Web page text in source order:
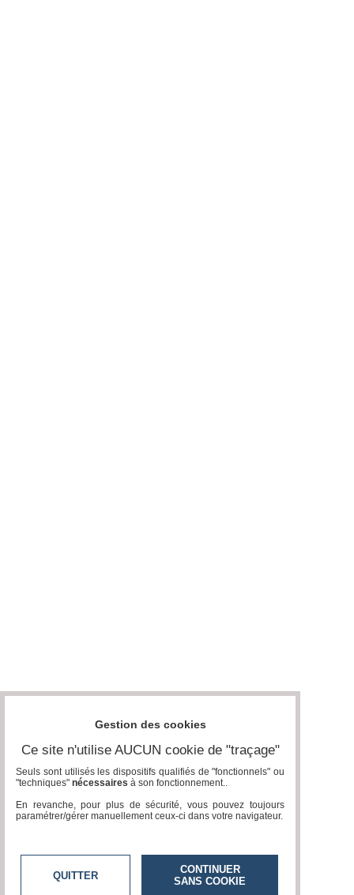
Gestion des cookies
Ce site n'utilise AUCUN cookie de "traçage"
Seuls sont utilisés les dispositifs qualifiés de "fonctionnels" ou
"techniques" nécessaires à son fonctionnement..
En revanche, pour plus de sécurité, vous pouvez toujours
paramétrer/gérer manuellement ceux-ci dans votre navigateur.
QUITTER
CONTINUER
SANS COOKIE